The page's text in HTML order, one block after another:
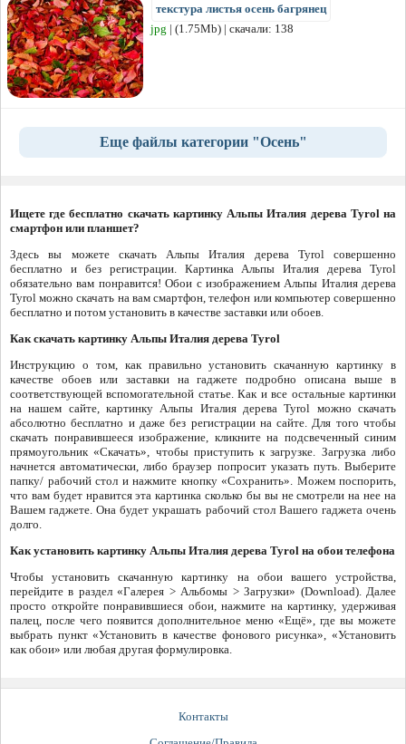
текстура листья осень багрянец
jpg | (1.75Mb) | скачали: 138
Еще файлы категории "Осень"
Ищете где бесплатно скачать картинку Альпы Италия дерева Tyrol на
смартфон или планшет?
Здесь вы можете скачать Альпы Италия дерева Tyrol совершенно
бесплатно и без регистрации. Картинка Альпы Италия дерева Tyrol
обязательно вам понравится! Обои с изображением Альпы Италия дерева
Tyrol можно скачать на вам смартфон, телефон или компьютер совершенно
бесплатно и потом установить в качестве заставки или обоев.
Как скачать картинку Альпы Италия дерева Tyrol
Инструкцию о том, как правильно установить скачанную картинку в
качестве обоев или заставки на гаджете подробно описана выше в
соответствующей вспомогательной статье. Как и все остальные картинки
на нашем сайте, картинку Альпы Италия дерева Tyrol можно скачать
абсолютно бесплатно и даже без регистрации на сайте. Для того чтобы
скачать понравившееся изображение, кликните на подсвеченный синим
прямоугольник «Скачать», чтобы приступить к загрузке. Загрузка либо
начнется автоматически, либо браузер попросит указать путь. Выберите
папку/ рабочий стол и нажмите кнопку «Сохранить». Можем поспорить,
что вам будет нравится эта картинка сколько бы вы не смотрели на нее на
Вашем гаджете. Она будет украшать рабочий стол Вашего гаджета очень
долго.
Как установить картинку Альпы Италия дерева Tyrol на обои телефона
Чтобы установить скачанную картинку на обои вашего устройства,
перейдите в раздел «Галерея > Альбомы > Загрузки» (Download). Далее
просто откройте понравившиеся обои, нажмите на картинку, удерживая
палец, после чего появится дополнительное меню «Ещё», где вы можете
выбрать пункт «Установить в качестве фонового рисунка», «Установить
как обои» или любая другая формулировка.
Контакты